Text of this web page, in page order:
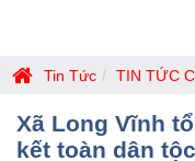
Tin Tức TIN TỨC
Xã Long Vĩnh
kết toàn dân